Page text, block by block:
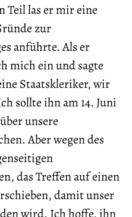
las er mir eine
zur
anführte. Als er
mich ein und sagte
Staatskleriker, wir
sollte ihn am 14. Juni
unsere
Aber wegen des
das Treffen auf einen
damit unser
wird. Ich hoffe, ihn